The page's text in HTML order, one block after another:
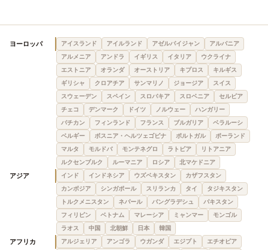
ヨーロッパ アイスランド アイルランド アゼルバイジャン
アルバニア
アルメニア
アンドラ イギリス イタリア
ウクライナ
エストニア
オランダ オーストリア キプロス
キルギス
ギリシャ
クロアチア サンマリノ ジョージア
スイス
スウェーデン
スペイン スロバキア スロベニア
セルビア
チェコ
デンマーク ドイツ ノルウェー
ハンガリー
バチカン
フィンランド フランス ブルガリア
ベラルーシ
ベルギー
ボスニア・ヘルツェゴビナ ポルトガル
ポーランド
マルタ
モルドバ モンテネグロ ラトビア
リトアニア
ルクセンブルク
ルーマニア ロシア 北マケドニア
アジア インド インドネシア ウズベキスタン
カザフスタン
カンボジア
シンガポール スリランカ タイ
タジキスタン
トルクメニスタン
ネパール バングラデシュ
パキスタン
フィリピン
ベトナム マレーシア ミャンマー
モンゴル
ラオス
中国 北朝鮮 日本 韓国
アフリカ アルジェリア アンゴラ ウガンダ エジプト
エチオピア